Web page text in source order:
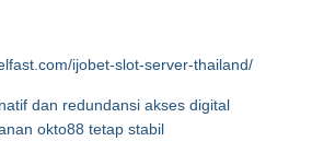
ijobet-slot-server-thailand/
dan redundansi akses digital
okto88 tetap stabil